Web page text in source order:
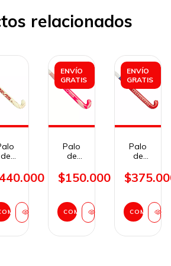
relacionados
de
ENVÍO
GRATIS
Palo
de
Reves
Vertigo
Rosa
MidBow
5%
$150.000
COMPRAR
ENVÍO
GRATIS
Palo
de
Reves
Victory
Late
Bow
Colorblock
COMPRAR